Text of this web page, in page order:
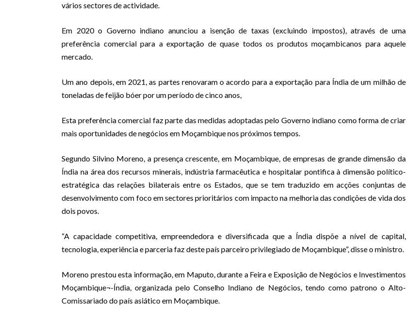
vários sectores de actividade.
Em 2020 o Governo indiano anunciou a isenção de taxas (excluindo impostos), através de uma
preferência comercial para a exportação de quase todos os produtos moçambicanos para aquele
mercado.
Um ano depois, em 2021, as partes renovaram o acordo para a exportação para Índia de um milhão de
toneladas de feijão bóer por um período de cinco anos,
Esta preferência comercial faz parte das medidas adoptadas pelo Governo indiano como forma de criar
mais oportunidades de negócios em Moçambique nos próximos tempos.
Segundo Silvino Moreno, a presença crescente, em Moçambique, de empresas de grande dimensão da
Índia na área dos recursos minerais, indústria farmacêutica e hospitalar pontifica à dimensão político-
estratégica das relações bilaterais entre os Estados, que se tem traduzido em acções conjuntas de
desenvolvimento com foco em sectores prioritários com impacto na melhoria das condições de vida dos
dois povos.
“A capacidade competitiva, empreendedora e diversificada que a Índia dispõe a nível de capital,
tecnologia, experiência e parceria faz deste país parceiro privilegiado de Moçambique”, disse o ministro.
Moreno prestou esta informação, em Maputo, durante a Feira e Exposição de Negócios e Investimentos
Moçambique¬-Índia, organizada pelo Conselho Indiano de Negócios, tendo como patrono o Alto-
Comissariado do país asiático em Moçambique.